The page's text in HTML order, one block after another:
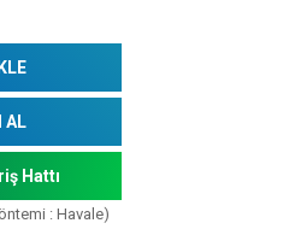
AL
Hattı
: Havale)